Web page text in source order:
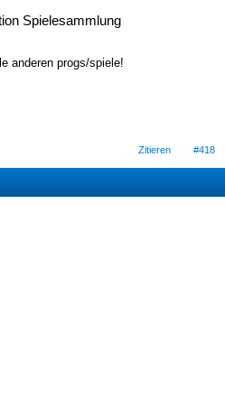
Spielesammlung
anderen progs/spiele!
Zitieren #418